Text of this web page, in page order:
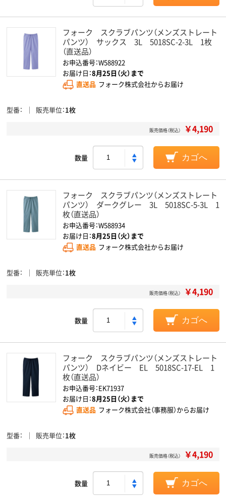
フォーク スクラブパンツ（メンズストレート
パンツ） サックス 3L 5018SC-2-3L 1枚
（直送品）
お申込番号：W588922
お届け日：8月25日（火）まで
直送品 フォーク株式会社からお届け
型番 販売単位 1枚
販売価格（税込） ￥4,190
数量 カゴへ
フォーク スクラブパンツ（メンズストレート
パンツ） ダークグレー 3L 5018SC-5-3L 1
枚（直送品）
お申込番号：W588934
お届け日：8月25日（火）まで
直送品 フォーク株式会社からお届け
型番 販売単位 1枚
販売価格（税込） ￥4,190
数量 カゴへ
フォーク スクラブパンツ（メンズストレート
パンツ） Dネイビー EL 5018SC-17-EL 1
枚（直送品）
お申込番号：EK71937
お届け日：8月25日（火）まで
直送品 フォーク株式会社（事務服）からお届け
型番 販売単位 1枚
販売価格（税込） ￥4,190
数量 カゴへ